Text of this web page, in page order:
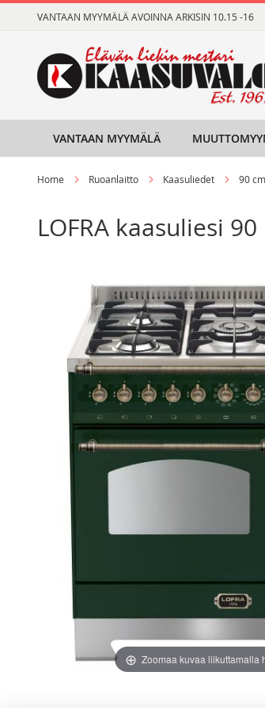
to
VANTAAN MYYMÄLÄ AVOINNA ARKISIN 10.15 -16
VANTAAN MYYMÄLÄ
Home Ruoanlaitto Kaasuliedet 90
LOFRA kaasuliesi
images
images
Zoomaa kuvaa liikuttamalla